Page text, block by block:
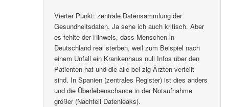
Vierter Punkt: zentrale Datensammlung der
Gesundheitsdaten. Ja sehe ich auch kritisch. Aber
es fehlte der Hinweis, dass Menschen in
Deutschland real sterben, weil zum Beispiel nach
einem Unfall ein Krankenhaus null Infos über den
Patienten hat und die alle bei zig Ärzten verteilt
sind. In Spanien (zentrales Register) ist dies anders
und die Überlebenschance in der Notaufnahme
größer (Nachteil Datenleaks).